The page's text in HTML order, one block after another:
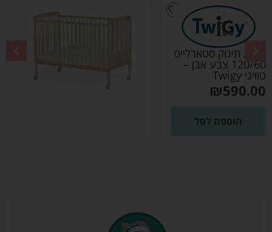
120/60 צבע עץ
טיבעי – טוויגי Twigy
590.00